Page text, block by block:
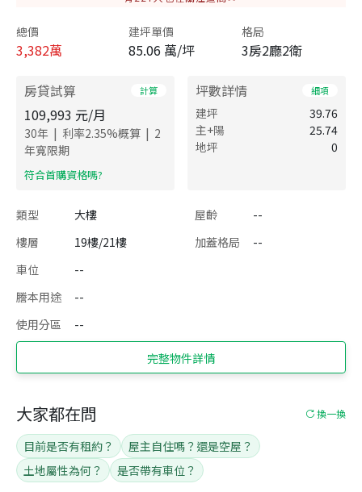
總價
3,382萬
建坪單價
85.06 萬/坪
格局
3房2廳2衛
房貸試算 計算
109,993 元/月
30年 | 利率2.35%概算 | 2
年寬限期
​符合首購資格嗎?
坪數詳情 細項
建坪
39.76
主+陽
25.74
地坪
0
類型 大樓 屋齡
--
樓層
19樓/21樓 加蓋格局
--
車位
--
謄本用途
--
使用分區
--
完整物件詳情
大家都在問 換一換
目前是否有租約？
屋主自住嗎？還是空屋？
土地屬性為何？
是否帶有車位？